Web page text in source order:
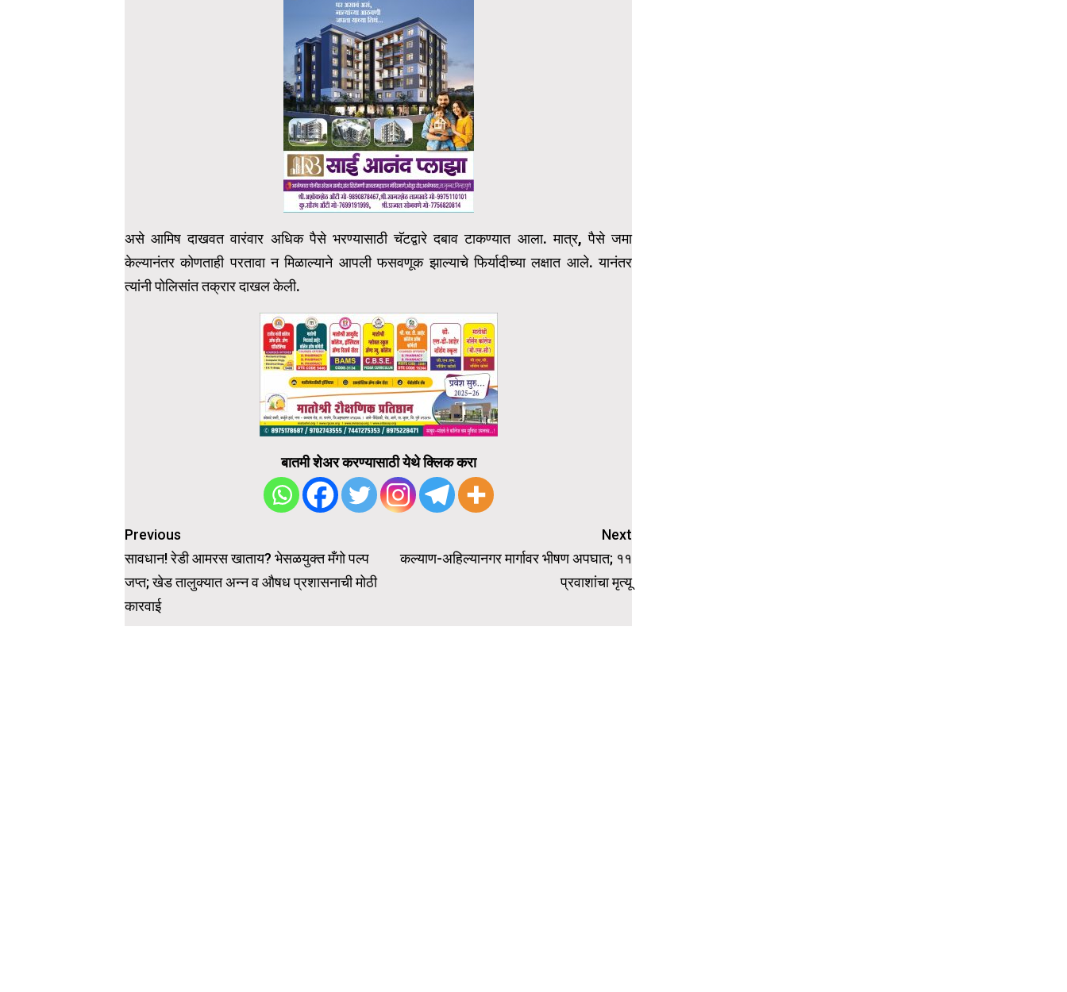
असे आमिष दाखवत वारंवार अधिक पैसे भरण्यासाठी चॅटद्वारे दबाव टाकण्यात आला. मात्र, पैसे जमा
केल्यानंतर कोणताही परतावा न मिळाल्याने आपली फसवणूक झाल्याचे फिर्यादीच्या लक्षात आले. यानंतर
त्यांनी पोलिसांत तक्रार दाखल केली.
बातमी शेअर करण्यासाठी येथे क्लिक करा
Post
navigation
Previous
सावधान! रेडी आमरस खाताय? भेसळयुक्त मँगो पल्प
जप्त; खेड तालुक्यात अन्न व औषध प्रशासनाची मोठी
कारवाई
Next
कल्याण-अहिल्यानगर मार्गावर भीषण अपघात; ११
प्रवाशांचा मृत्यू